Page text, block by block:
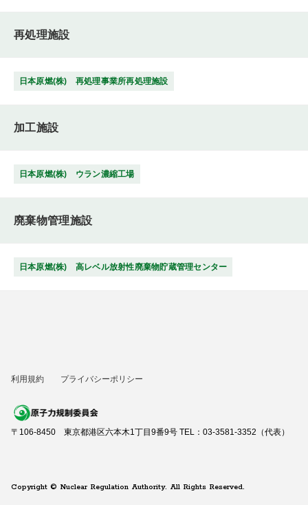
再処理施設
日本原燃(株) 再処理事業所再処理施設
加工施設
日本原燃(株) ウラン濃縮工場
廃棄物管理施設
日本原燃(株) 高レベル放射性廃棄物貯蔵管理センター
利用規約 プライバシーポリシー
〒106-8450 東京都港区六本木1丁目9番9号 TEL：03-3581-3352（代表）
Copyright © Nuclear Regulation Authority. All Rights Reserved.